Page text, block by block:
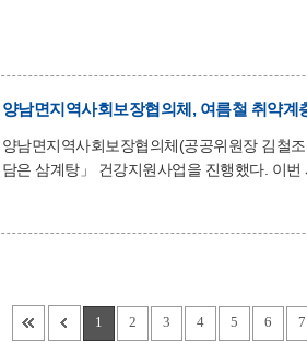
새마을부녀회 회장은 “작은 정성이지만 어려
양남면지역사회보장협의체, 여름철 취약
양남면지역사회보장협의체(공공위원장 김철
담은 삼계탕」 건강지원사업을 진행했다. 이번 사업은 건강 관리에 취약한 저소득층 가구를 지원하고 이웃사랑을
1 2 3 4 5 6 7